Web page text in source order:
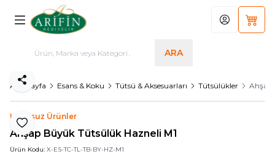
ARA
Hesabım
Ana Sayfa Esans & Koku Tütsü & Aksesuarları Tütsülükler Ahşap
Favoriye Ekle
Paylaş
Logosuz Ürünler
Ahşap Büyük Tütsülük Hazneli M1
Ürün Kodu: X-ES-TC-TL-TB-BY-HZ-M1